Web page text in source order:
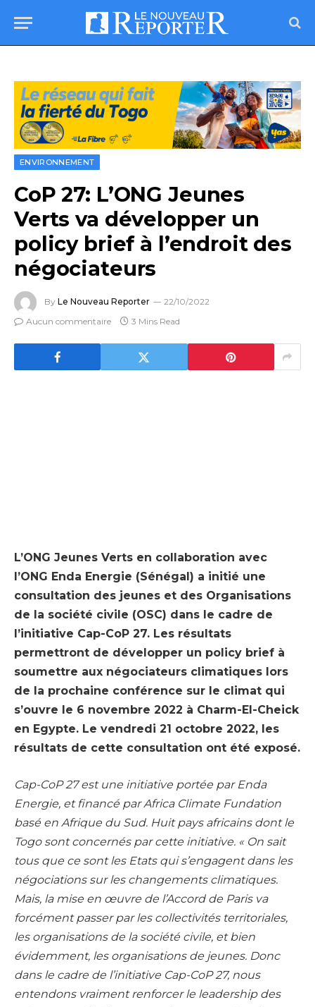
ENVIRONNEMENT
CoP 27: L’ONG Jeunes
Verts va développer un
policy brief à l’endroit des
négociateurs
By Le Nouveau Reporter
22/10/2022
Aucun commentaire
3 Mins Read
L’ONG Jeunes Verts en collaboration avec
l’ONG Enda Energie (Sénégal) a initié une
consultation des jeunes et des Organisations
de la société civile (OSC) dans le cadre de
l’initiative Cap-CoP 27. Les résultats
permettront de développer un policy brief à
soumettre aux négociateurs climatiques lors
de la prochaine conférence sur le climat qui
s’ouvre le 6 novembre 2022 à Charm-El-Cheick
en Egypte. Le vendredi 21 octobre 2022, les
résultats de cette consultation ont été exposé.
Cap-CoP 27 est une initiative portée par Enda
Energie, et financé par Africa Climate Fundation
basé en Afrique du Sud. Huit pays africains dont le
Togo sont concernés par cette initiative. « On sait
tous que ce sont les Etats qui s’engagent dans les
négociations sur les changements climatiques.
Mais, la mise en œuvre de l’Accord de Paris va
forcément passer par les collectivités territoriales,
les organisations de la société civile, et bien
évidemment, les organisations de jeunes. Donc
dans le cadre de l’initiative Cap-CoP 27, nous
entendons vraiment renforcer le leadership des